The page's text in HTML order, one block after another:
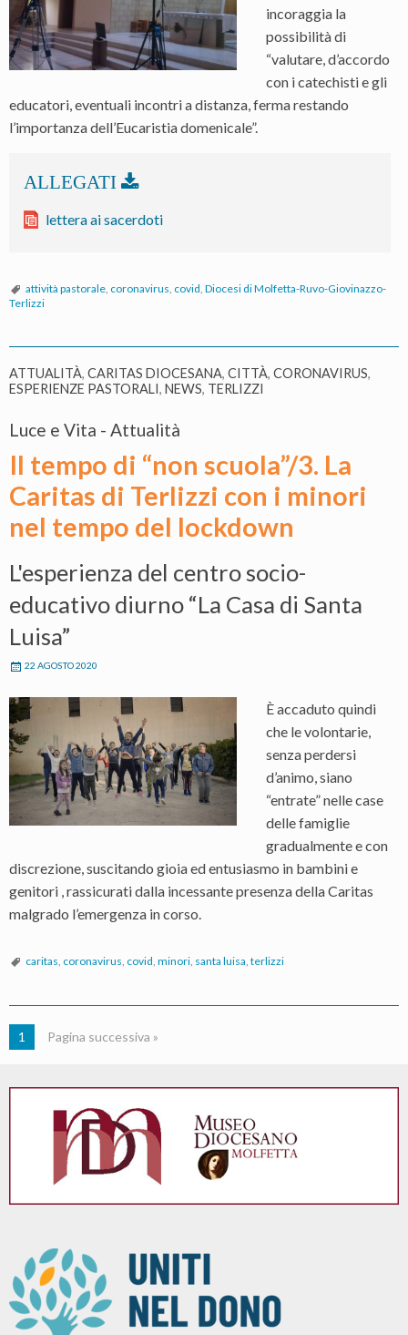
incoraggia la
possibilità di
“valutare, d’accordo
con i catechisti e gli
educatori, eventuali incontri a distanza, ferma restando
l’importanza dell’Eucaristia domenicale”.
lettera ai sacerdoti
attività pastorale, coronavirus, covid, Diocesi di Molfetta-Ruvo-Giovinazzo-
Terlizzi
ATTUALITÀ, CARITAS DIOCESANA, CITTÀ, CORONAVIRUS,
ESPERIENZE PASTORALI, NEWS, TERLIZZI
Luce e Vita - Attualità
Il tempo di “non scuola”/3. La
Caritas di Terlizzi con i minori
nel tempo del lockdown
L'esperienza del centro socio-
educativo diurno “La Casa di Santa
Luisa”
22 AGOSTO 2020
È accaduto quindi
che le volontarie,
senza perdersi
d’animo, siano
“entrate” nelle case
delle famiglie
gradualmente e con
discrezione, suscitando gioia ed entusiasmo in bambini e
genitori , rassicurati dalla incessante presenza della Caritas
malgrado l’emergenza in corso.
caritas, coronavirus, covid, minori, santa luisa, terlizzi
1 Pagina successiva »